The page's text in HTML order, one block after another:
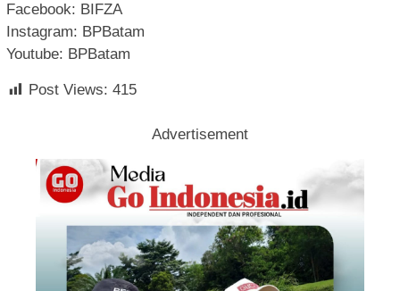
Facebook: BIFZA
Instagram: BPBatam
Youtube: BPBatam
Post Views: 415
Advertisement